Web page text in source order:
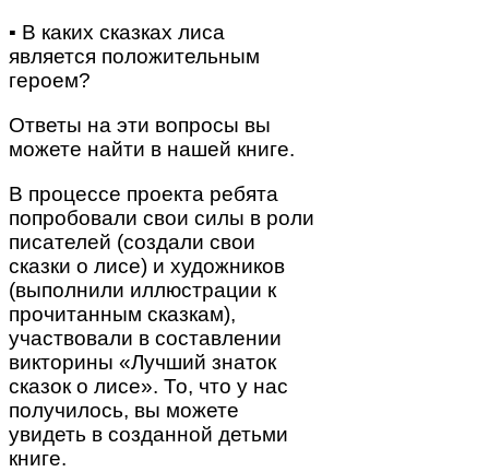
▪ В каких сказках лиса
является положительным
героем?
Ответы на эти вопросы вы
можете найти в нашей книге.
В процессе проекта ребята
попробовали свои силы в роли
писателей (создали свои
сказки о лисе) и художников
(выполнили иллюстрации к
прочитанным сказкам),
участвовали в составлении
викторины «Лучший знаток
сказок о лисе». То, что у нас
получилось, вы можете
увидеть в созданной детьми
книге.